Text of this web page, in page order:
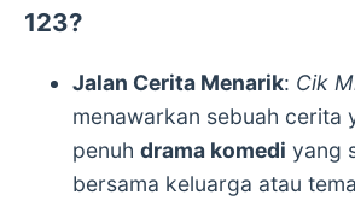
123?
Jalan Cerita Menarik: Cik
menawarkan sebuah cerita
penuh drama komedi yang
bersama keluarga atau